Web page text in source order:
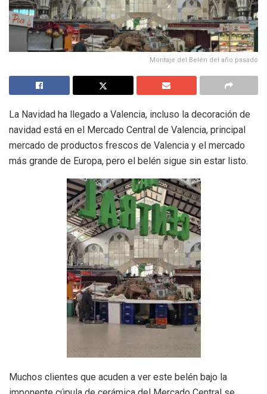
Montaje del Belén del año pasado
La Navidad ha llegado a Valencia, incluso la decoración de
navidad está en el Mercado Central de Valencia, principal
mercado de productos frescos de Valencia y el mercado
más grande de Europa, pero el belén sigue sin estar listo.
Muchos clientes que acuden a ver este belén bajo la